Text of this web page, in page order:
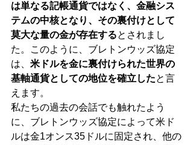
は単なる記帳通貨ではなく、金融シス
テムの中核となり、その裏付けとして
莫大な量の金が存在するとされまし
た。このように、ブレトンウッズ協定
は、 米ドルを金に裏付けられた世界の
基軸通貨としての地位を確立したと言
えます。
私たちの過去の会話でも触れたよう
に、ブレトンウッズ協定によって米ド
ルは金1オンス35ドルに固定され、他の